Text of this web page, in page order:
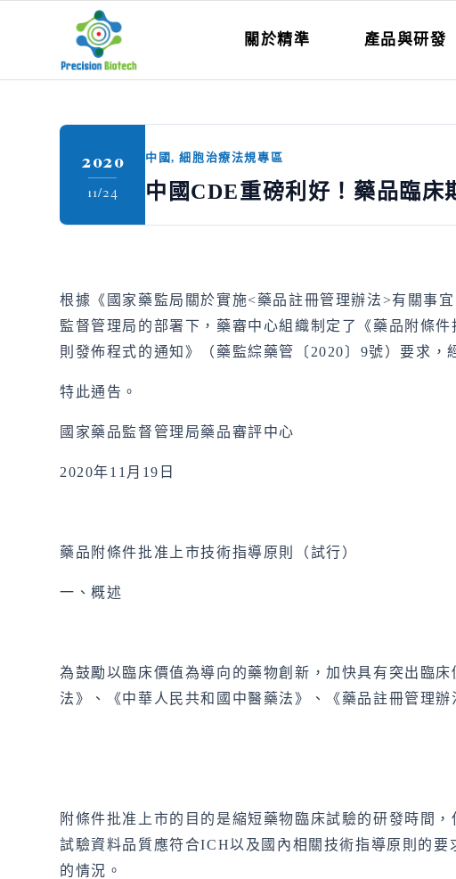
關於精準 產品與研發
2020
11/24
中國,細胞治療法規專區
中國CDE重磅利好！藥品臨床
根據《國家藥監局關於實施<藥品註冊管理辦法>有關事
監督管理局的部署下，藥審中心組織制定了《藥品附條
則發佈程式的通知》（藥監綜藥管〔2020〕9號）要求
特此通告。
國家藥品監督管理局藥品審評中心
2020年11月19日
藥品附條件批准上市技術指導原則（試行）
一、概述
為鼓勵以臨床價值為導向的藥物創新，加快具有突出臨
法》、《中華人民共和國中醫藥法》、《藥品註冊管理
附條件批准上市的目的是縮短藥物臨床試驗的研發時間
試驗資料品質應符合ICH以及國內相關技術指導原則的
的情況。